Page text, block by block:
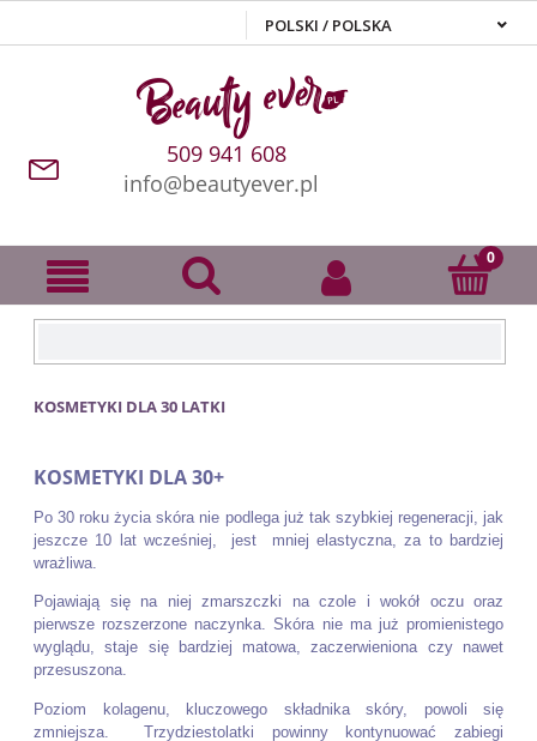
509 941 608
info@beautyever.pl
KOSMETYKI DLA 30 LATKI
KOSMETYKI DLA 30+
Po 30 roku życia skóra nie podlega już tak szybkiej regeneracji, jak
jeszcze 10 lat wcześniej, jest mniej elastyczna, za to bardziej
wrażliwa.
Pojawiają się na niej zmarszczki na czole i wokół oczu oraz
pierwsze rozszerzone naczynka. Skóra nie ma już promienistego
wyglądu, staje się bardziej matowa, zaczerwieniona czy nawet
przesuszona.
Poziom kolagenu, kluczowego składnika skóry, powoli się
zmniejsza. Trzydziestolatki powinny kontynuować zabiegi